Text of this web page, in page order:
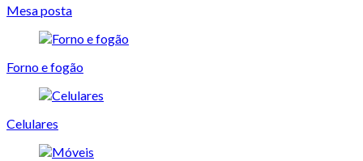
Mesa posta
Forno e fogão
Celulares